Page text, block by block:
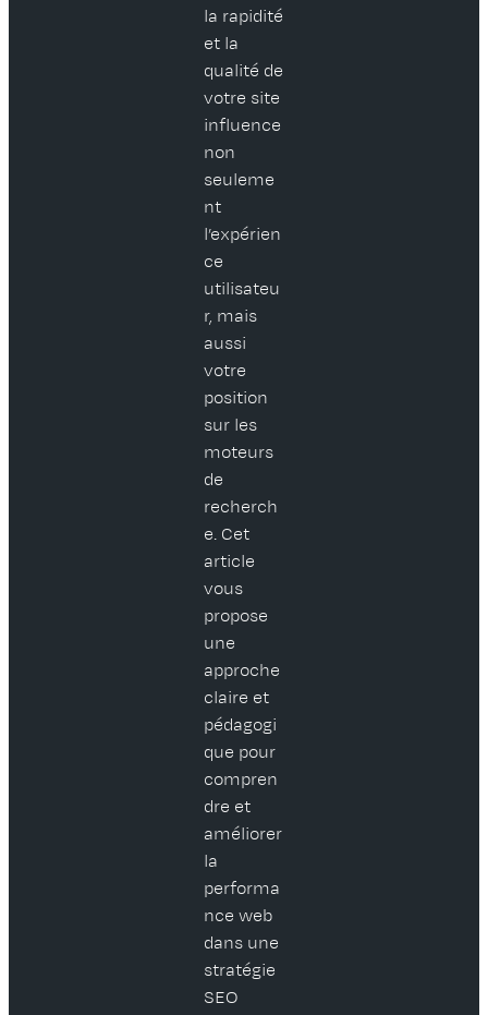
la rapidité
et la
qualité de
votre site
influence
non
seuleme
nt
l’expérien
ce
utilisateu
r, mais
aussi
votre
position
sur les
moteurs
de
recherch
e. Cet
article
vous
propose
une
approche
claire et
pédagogi
que pour
compren
dre et
améliorer
la
performa
nce web
dans une
stratégie
SEO